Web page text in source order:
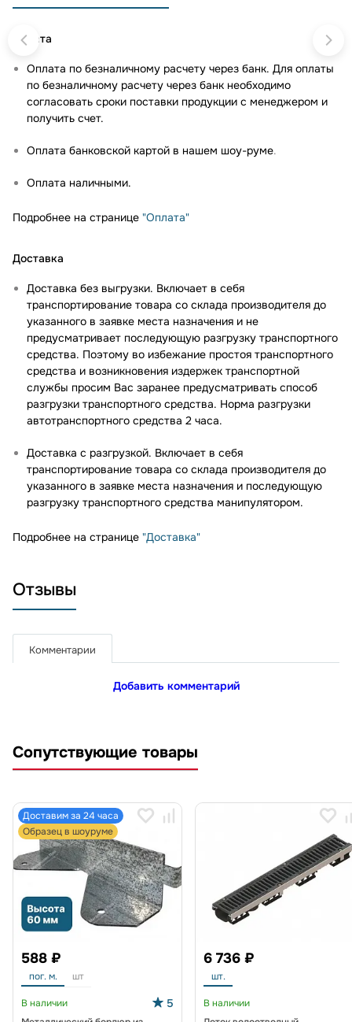
Оплата
Оплата по безналичному расчету через банк. Для оплаты
по безналичному расчету через банк необходимо
согласовать сроки поставки продукции с менеджером и
получить счет.
Оплата банковской картой в нашем шоу-руме.
Оплата наличными.
Подробнее на странице "Оплата"
Доставка
Доставка без выгрузки. Включает в себя
транспортирование товара со склада производителя до
указанного в заявке места назначения и не
предусматривает последующую разгрузку транспортного
средства. Поэтому во избежание простоя транспортного
средства и возникновения издержек транспортной
службы просим Вас заранее предусматривать способ
разгрузки транспортного средства. Норма разгрузки
автотранспортного средства 2 часа.
Доставка с разгрузкой. Включает в себя
транспортирование товара со склада производителя до
указанного в заявке места назначения и последующую
разгрузку транспортного средства манипулятором.
Подробнее на странице "Доставка"
Отзывы
Комментарии
Добавить комментарий
Сопутствующие товары
Доставим за 24 часа
Образец в шоуруме
588 ₽
пог. м. шт
В наличии 5
6 736 ₽
шт.
В наличии